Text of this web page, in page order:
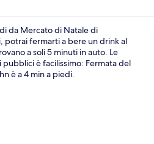
Colazione
da Mercato di Natale di
potrai fermarti a bere un drink al
a soli 5 minuti in auto. Le
è facilissimo: Fermata del
è a 4 min a piedi.